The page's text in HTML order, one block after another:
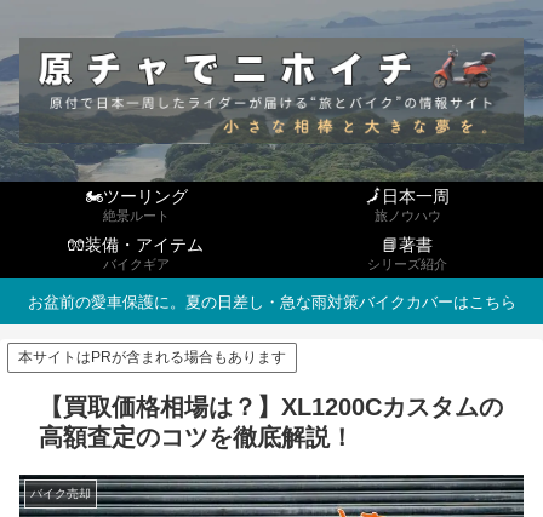
🏍ツーリング
絶景ルート
🗾日本一周
旅ノウハウ
🧤装備・アイテム
バイクギア
📘著書
シリーズ紹介
お盆前の愛車保護に。夏の日差し・急な雨対策バイクカバーはこちら
本サイトはPRが含まれる場合もあります
【買取価格相場は？】XL1200Cカスタムの
高額査定のコツを徹底解説！
バイク売却